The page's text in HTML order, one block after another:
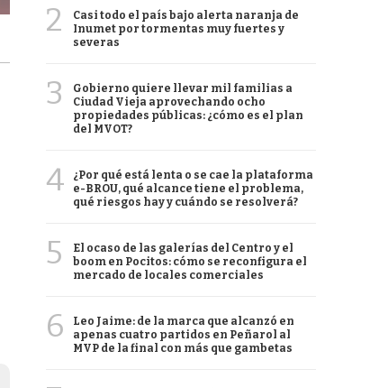
2
Casi todo el país bajo alerta naranja de
Inumet por tormentas muy fuertes y
severas
3
Gobierno quiere llevar mil familias a
Ciudad Vieja aprovechando ocho
propiedades públicas: ¿cómo es el plan
del MVOT?
4
¿Por qué está lenta o se cae la plataforma
e-BROU, qué alcance tiene el problema,
qué riesgos hay y cuándo se resolverá?
5
El ocaso de las galerías del Centro y el
boom en Pocitos: cómo se reconfigura el
mercado de locales comerciales
6
Leo Jaime: de la marca que alcanzó en
apenas cuatro partidos en Peñarol al
MVP de la final con más que gambetas